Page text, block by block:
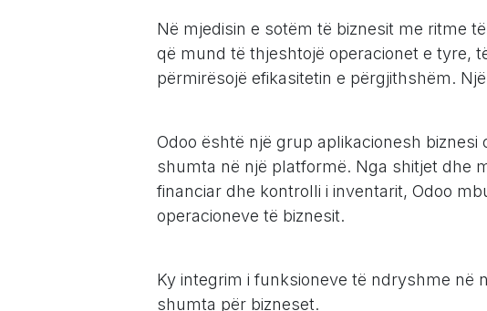
Në mjedisin e sotëm të biznesit me ritme
që mund të thjeshtojë operacionet e tyre,
përmirësojë efikasitetin e përgjithshëm.
Odoo është një grup aplikacionesh
shumta në një platformë. Nga shitjet dhe
financiar dhe kontrolli i inventarit, Odoo
operacioneve të biznesit.
Ky integrim i funksioneve të ndryshme në
shumta për bizneset.